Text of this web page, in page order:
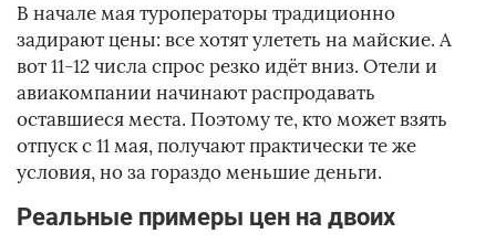
В начале мая туроператоры традиционно
задирают цены: все хотят улететь на майские. А
вот 11-12 числа спрос резко идёт вниз. Отели и
авиакомпании начинают распродавать
оставшиеся места. Поэтому те, кто может взять
отпуск с 11 мая, получают практически те же
условия, но за гораздо меньшие деньги.
Реальные примеры цен на двоих